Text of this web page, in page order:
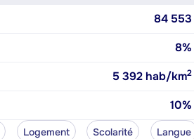
84 553
8%
5 392 hab/km2
10%
Logement Scolarité Langue